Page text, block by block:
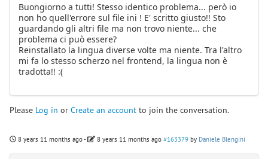
Buongiorno a tutti! Stesso identico problema... però io
non ho quell'errore sul file ini ! E' scritto giusto!! Sto
guardando gli altri file ma non trovo niente... che
problema ci può essere?
Reinstallato la lingua diverse volte ma niente. Tra l'altro
mi fa lo stesso scherzo nel frontend, la lingua non è
tradotta!! :(
Please Log in or Create an account to join the conversation.
8 years 11 months ago- 8 years 11 months ago #163379 by Daniele Blengini